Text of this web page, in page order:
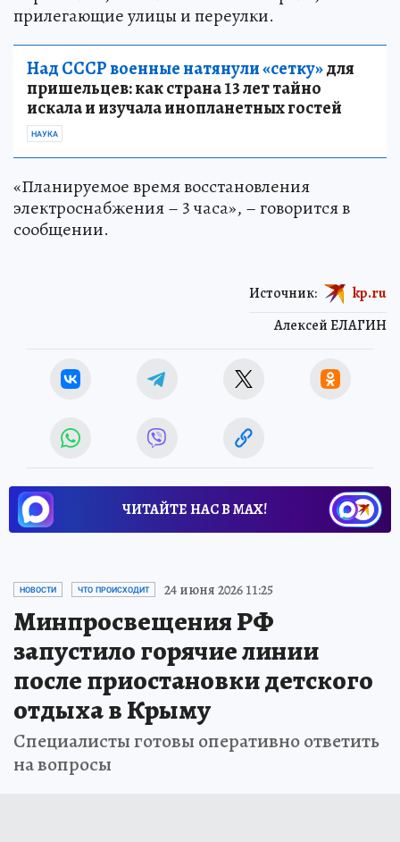
прилегающие улицы и переулки.
Над СССР военные натянули «сетку»для
пришельцев: как страна 13 лет тайно
искала и изучала инопланетных гостей
НАУКА
«Планируемое время восстановления
электроснабжения – 3 часа», – говорится в
сообщении.
Алексей ЕЛАГИН
Источник: kp.ru
ЧИТАЙТЕ НАС В МАХ!
НОВОСТИ ЧТО ПРОИСХОДИТ 24 июня 2026 11:25
Минпросвещения РФ
запустило горячие линии
после приостановки детского
отдыха в Крыму
Специалисты готовы оперативно ответить
на вопросы